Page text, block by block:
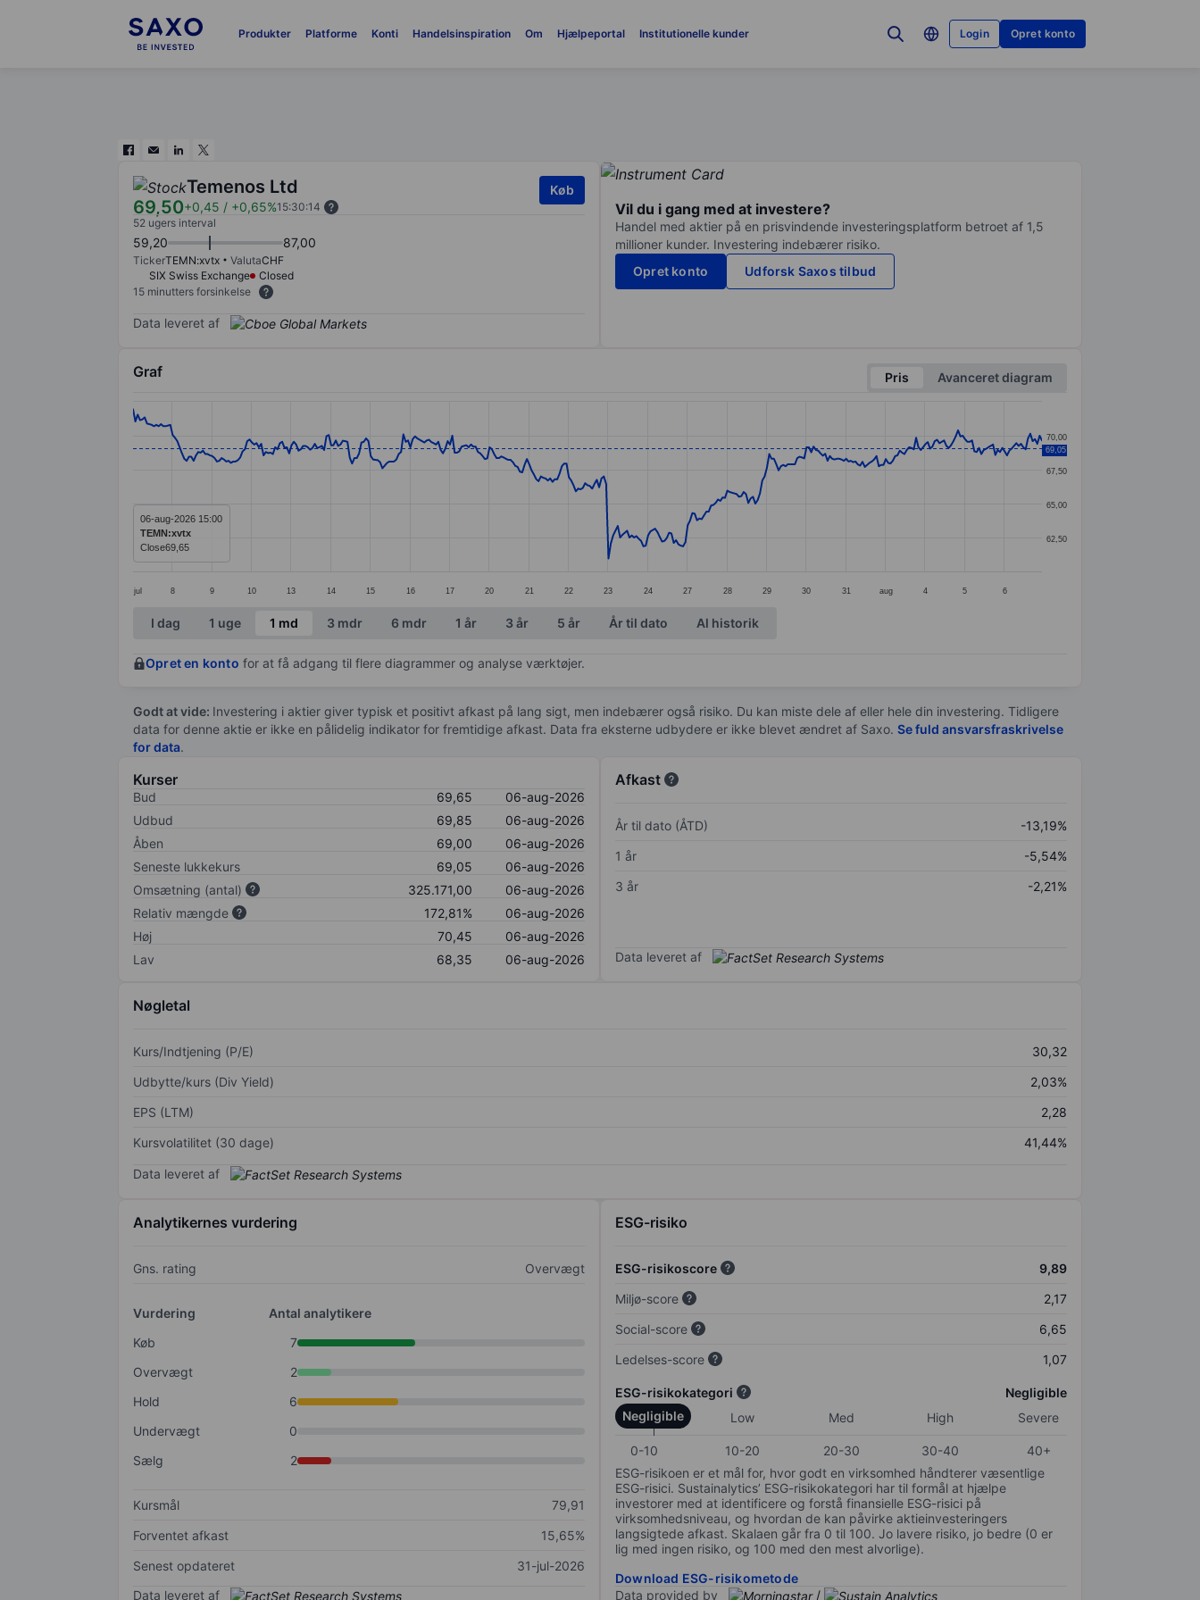
Produkter Platforme Konti Handelsinspiration Om Hjælpeportal Institutionelle kunder Login Opret konto
Temenos Ltd
69,50+0,45 / +0,65%15:30:14
Køb
52 ugers interval
59,20 87,00
TickerTEMN:xvtx ValutaCHF
SIX Swiss Exchange
Closed
15 minutters forsinkelse
Data leveret af
Vil du i gang med at investere?
Handel med aktier på en prisvindende investeringsplatform betroet af 1,5
millioner kunder. Investering indebærer risiko.
Opret konto
Udforsk Saxos tilbud
Graf Pris
Avanceret diagram
Line chart with 391 data points.
The chart has 1 X axis displaying categories.
The chart has 1 Y axis displaying values. Data ranges from 60.95 to 71.95.
jul 8 9 10 13 14 15 16 17 20 21 22 23 24 27 28 29 30 31 aug 4 5 6
62,50
65,00
67,50
70,00
69,05
06-aug-2026 15:00
TEMN:xvtx
Close69,65
End of interactive chart.
I dag 1 uge 1 md 3 mdr 6 mdr 1 år 3 år 5 år År til dato Al historik
Opret en konto for at få adgang til flere diagrammer og analyse værktøjer.
Godt at vide: Investering i aktier giver typisk et positivt afkast på lang sigt, men indebærer også risiko. Du kan miste dele af eller hele din investering. Tidligere
data for denne aktie er ikke en pålidelig indikator for fremtidige afkast. Data fra eksterne udbydere er ikke blevet ændret af Saxo. Se fuld ansvarsfraskrivelse
for data.
Kurser
Bud 69,65
06-aug-2026
Udbud
69,85
06-aug-2026
Åben
69,00
06-aug-2026
Seneste lukkekurs
69,05
06-aug-2026
Omsætning (antal)
325.171,00
06-aug-2026
Relativ mængde
172,81%
06-aug-2026
Høj
70,45
06-aug-2026
Lav
68,35 06-aug-2026
Afkast
År til dato (ÅTD)
-13,19%
1 år
-5,54%
3 år
-2,21%
Data leveret af
Nøgletal
Kurs/Indtjening (P/E)
30,32
Udbytte/kurs (Div Yield)
2,03%
EPS (LTM)
2,28
Kursvolatilitet (30 dage)
41,44%
Data leveret af
Analytikernes vurdering
Gns. rating Overvægt
Vurdering
Antal analytikere
Køb
7
Overvægt
2
Hold
6
Undervægt
0
Sælg
2
Kursmål
79,91
Forventet afkast
15,65%
Senest opdateret
31-jul-2026
Data leveret af
ESG-risiko
ESG-risikoscore
9,89
Miljø-score
2,17
Social-score
6,65
Ledelses-score
1,07
ESG-risikokategori
Negligible
Negligible
Low Med High Severe
0-10 10-20 20-30 30-40
40+
ESG-risikoen er et mål for, hvor godt en virksomhed håndterer væsentlige
ESG-risici. Sustainalytics’ ESG-risikokategori har til formål at hjælpe
investorer med at identificere og forstå finansielle ESG-risici på
virksomhedsniveau, og hvordan de kan påvirke aktieinvesteringers
langsigtede afkast. Skalaen går fra 0 til 100. Jo lavere risiko, jo bedre (0 er
lig med ingen risiko, og 100 med den mest alvorlige).
Download ESG-risikometode
Data provided by
/